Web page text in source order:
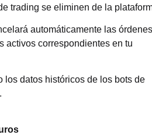
trading se eliminen de la
automáticamente las órdenes
activos correspondientes en tu
los datos históricos de los bots de